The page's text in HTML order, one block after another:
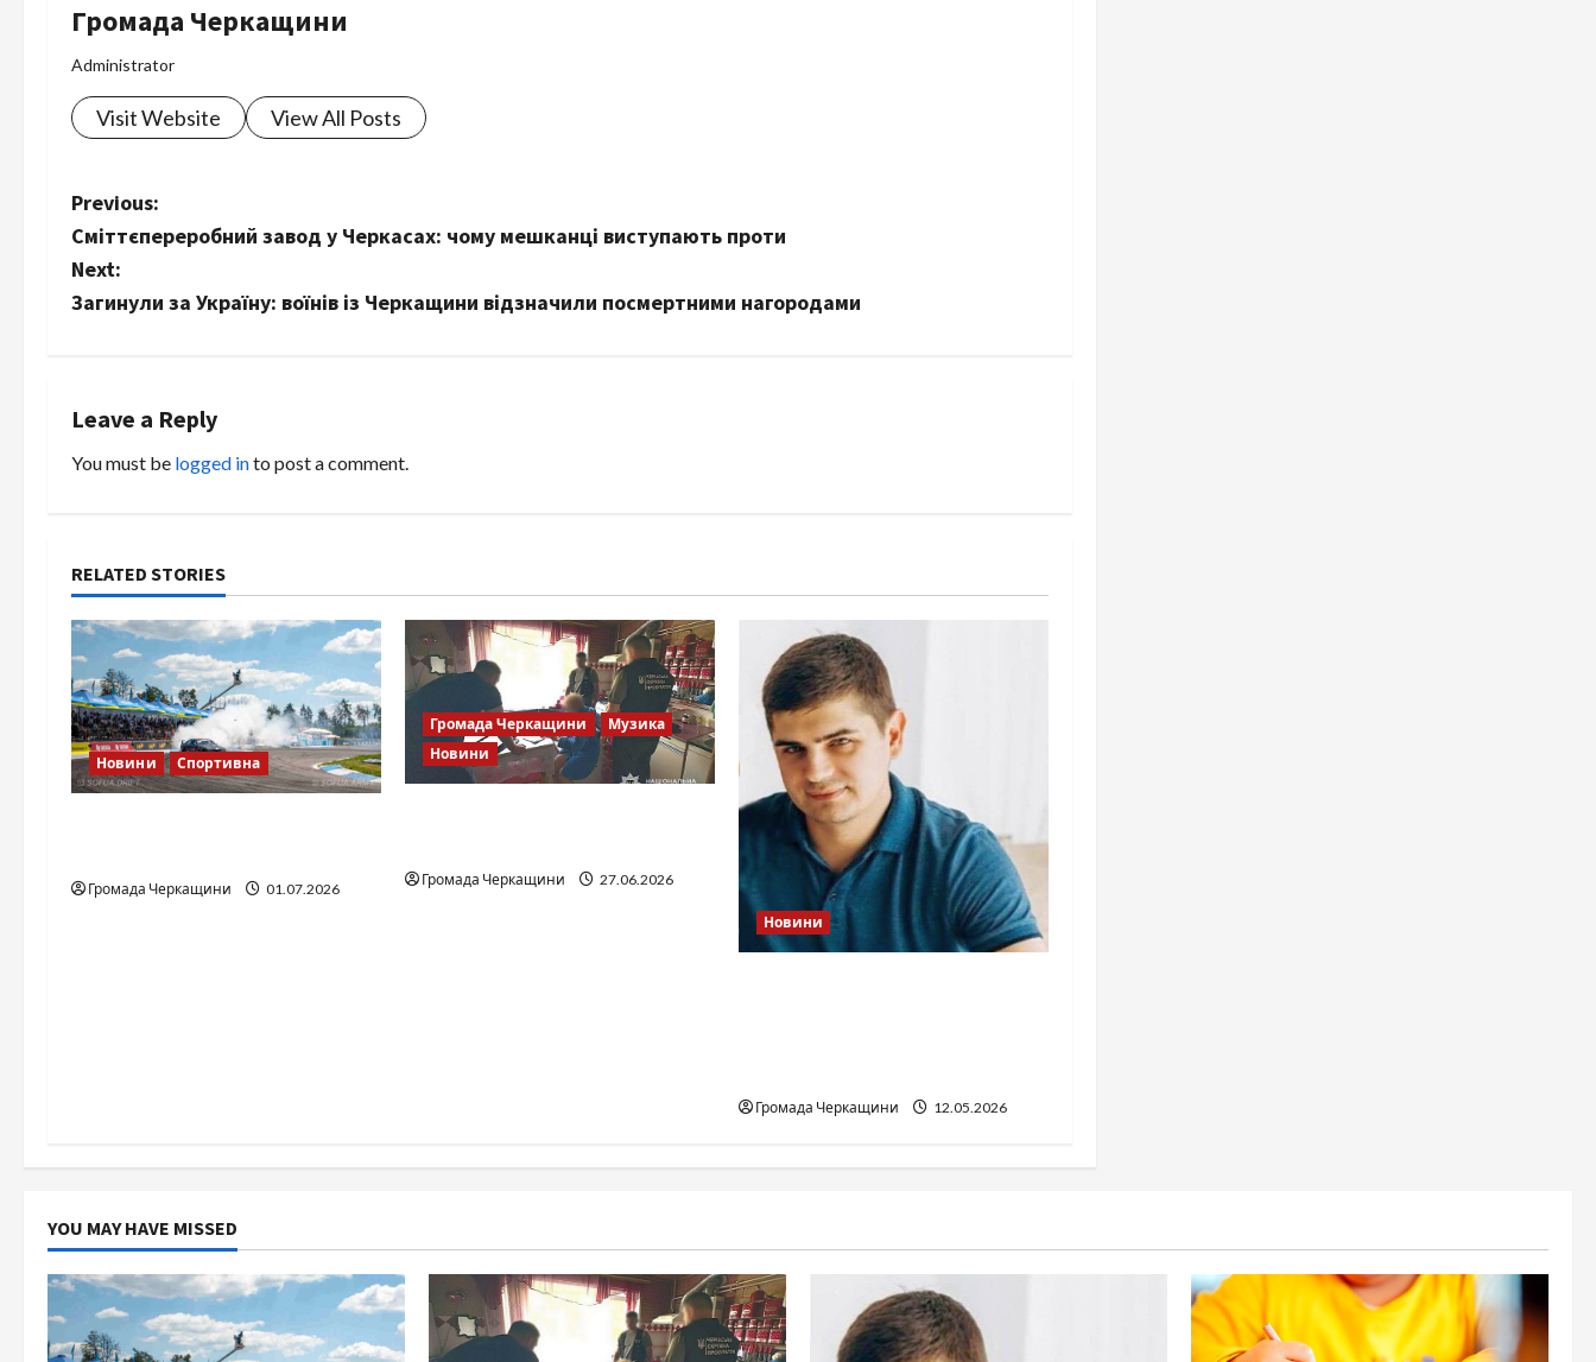
Громада Черкащини
Administrator
Visit Website View All Posts
P
o
s
n
a
i
g
a
t
i
o
Previous:
Сміттєпереробний завод у Черкасах: чому мешканці виступають проти
Next:
Загинули за Україну: воїнів із Черкащини відзначили посмертними нагородами
Leave a Reply
You must be logged into post a comment.
RELATED STORIES
Новини Спортивна
Громада Черкащини 01.07.2026
Громада Черкащини
Музика
Новини
Громада Черкащини 27.06.2026
Новини
Громада Черкащини 12.05.2026
YOU MAY HAVE MISSED